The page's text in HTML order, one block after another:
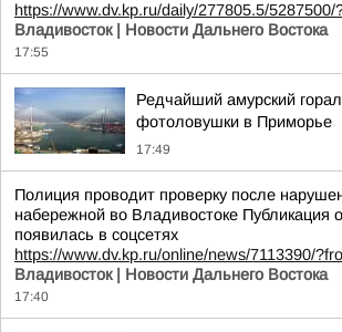
https://www.dv.kp.ru/daily/277805.5/5287500/
Владивосток | Новости Дальнего Востока
17:55
Редчайший амурский
фотоловушки в Приморье
17:49
Полиция проводит проверку после
набережной во Владивостоке
появилась в соцсетях
https://www.dv.kp.ru/online/news/7113390/
Владивосток | Новости Дальнего Востока
17:40